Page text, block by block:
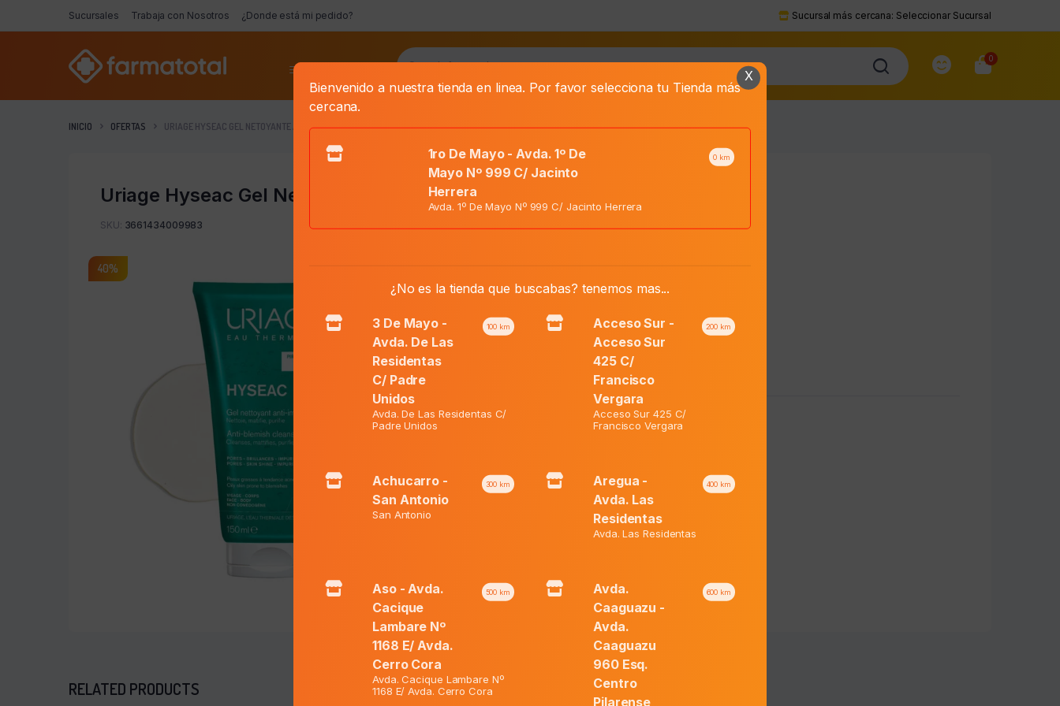
Sucursales Trabaja con Nosotros ¿Donde está mi pedido? Sucursal más cercana: Seleccionar Sucursal
0
INICIO OFERTAS URIAGE HYSEAC GEL NETOYANTE A-I X 150 ML
Uriage Hyseac Gel Netoyante A-I X 150 Ml
SKU: 3661434009983
40%
precio
original
era:
₲ 157.000.
Precio Web:₲94.200El
actual
es:
₲ 94.200.
A-
Ml
quantity
Añadir al carrito
RELATED PRODUCTS
X
Bienvenido a nuestra tienda en linea. Por favor selecciona tu Tienda más
cercana.
1ro De Mayo - Avda. 1º De
Mayo Nº 999 C/ Jacinto
Herrera
0 km
Avda. 1º De Mayo Nº 999 C/ Jacinto Herrera
¿No es la tienda que buscabas? tenemos mas...
3 De Mayo -
Avda. De Las
Residentas
C/ Padre
Unidos
100 km
Avda. De Las Residentas C/
Padre Unidos
Acceso Sur -
Acceso Sur
425 C/
Francisco
Vergara
200 km
Acceso Sur 425 C/
Francisco Vergara
Achucarro -
San Antonio
300 km
San Antonio
Aregua -
Avda. Las
Residentas
400 km
Avda. Las Residentas
Aso - Avda.
Cacique
Lambare Nº
1168 E/ Avda.
Cerro Cora
500 km
Avda. Cacique Lambare Nº
1168 E/ Avda. Cerro Cora
Avda.
Caaguazu -
Avda.
Caaguazu
960 Esq.
Centro
Pilarense
600 km